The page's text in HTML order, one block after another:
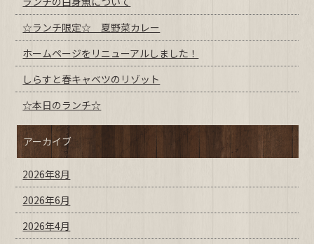
☆ランチ限定☆ 夏野菜カレー
ホームページをリニューアルしました！
しらすと春キャベツのリゾット
☆本日のランチ☆
アーカイブ
2026年8月
2026年6月
2026年4月